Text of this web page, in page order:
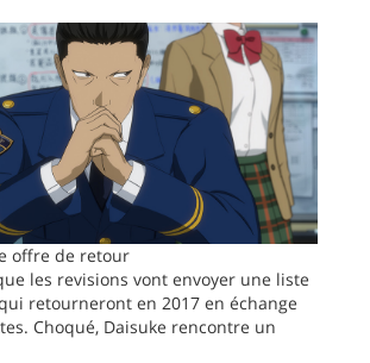
offre de retour
les revisions vont envoyer une liste
retourneront en 2017 en échange
Choqué, Daisuke rencontre un